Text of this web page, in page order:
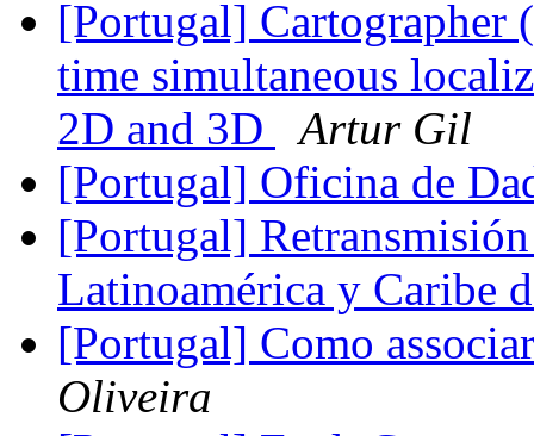
[Portugal] Cartographer
time simultaneous
2D and 3D
Artur Gil
[Portugal] Oficina de
[Portugal]
Latinoamérica y Caribe
[Portugal] Como
Oliveira